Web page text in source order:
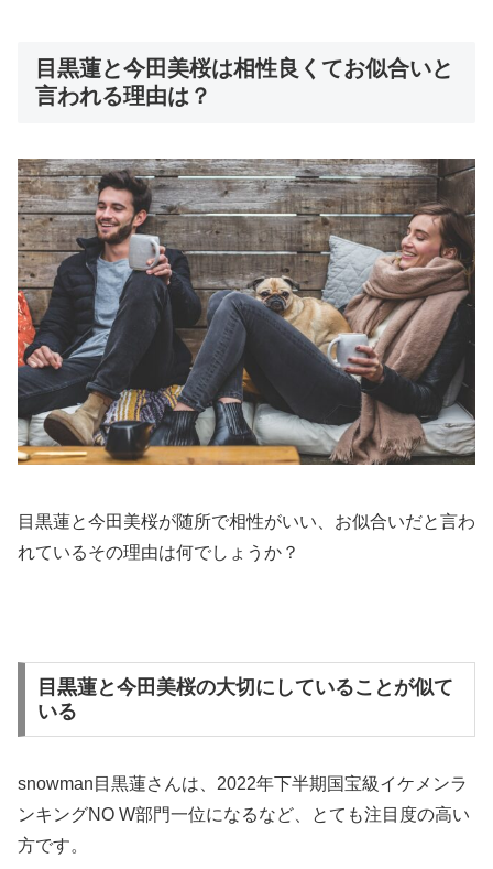
目黒蓮と今田美桜は相性良くてお似合いと
言われる理由は？
目黒蓮と今田美桜が随所で相性がいい、お似合いだと言わ
れているその理由は何でしょうか？
目黒蓮と今田美桜の大切にしていることが似て
いる
snowman目黒蓮さんは、2022年下半期国宝級イケメンラ
ンキングNO W部門一位になるなど、とても注目度の高い
方です。